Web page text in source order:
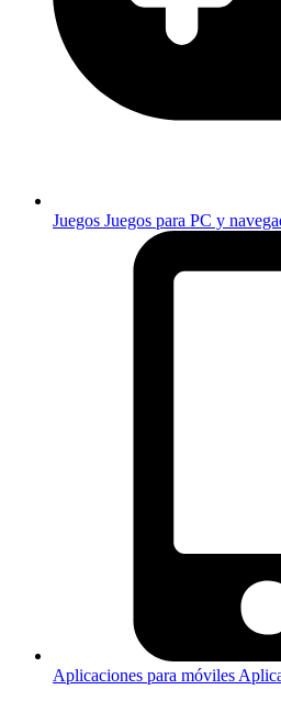
Juegos Juegos para PC y
Aplicaciones para móviles